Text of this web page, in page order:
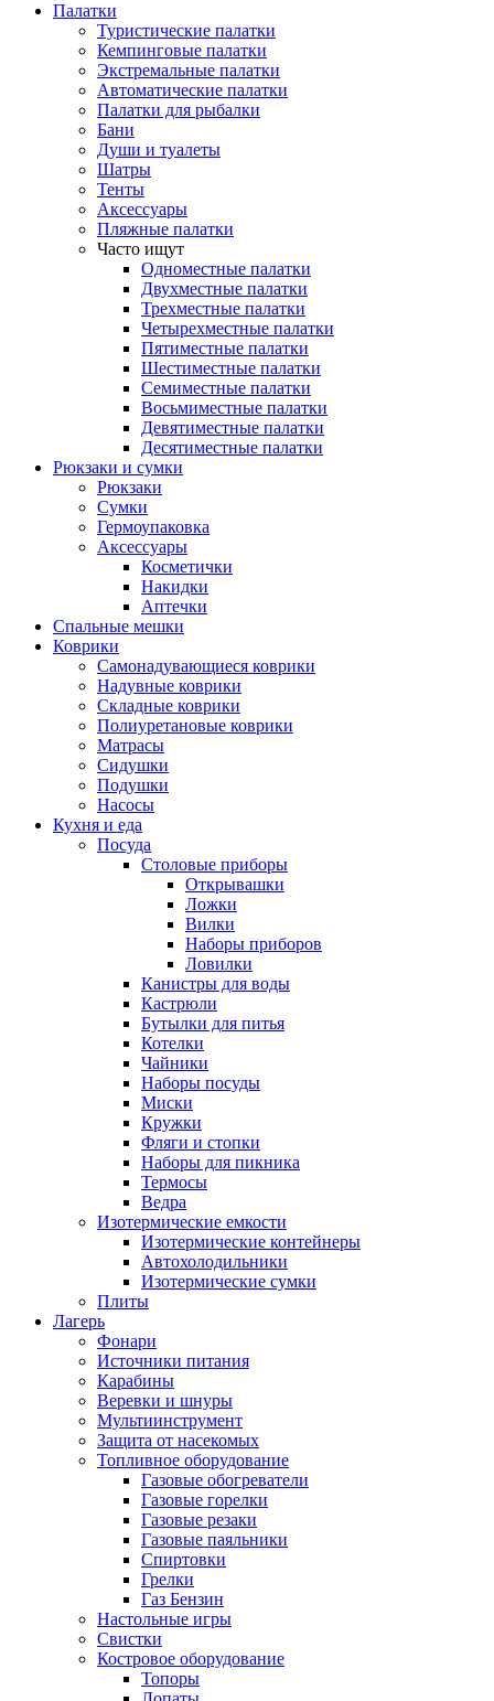
Палатки
Туристические палатки
Кемпинговые палатки
Экстремальные палатки
Автоматические палатки
Палатки для рыбалки
Бани
Души и туалеты
Шатры
Тенты
Аксессуары
Пляжные палатки
Часто ищут
Одноместные палатки
Двухместные палатки
Трехместные палатки
Четырехместные палатки
Пятиместные палатки
Шестиместные палатки
Семиместные палатки
Восьмиместные палатки
Девятиместные палатки
Десятиместные палатки
Рюкзаки и сумки
Рюкзаки
Сумки
Гермоупаковка
Аксессуары
Косметички
Накидки
Аптечки
Спальные мешки
Коврики
Самонадувающиеся коврики
Надувные коврики
Складные коврики
Полиуретановые коврики
Матрасы
Сидушки
Подушки
Насосы
Кухня и еда
Посуда
Столовые приборы
Открывашки
Ложки
Вилки
Наборы приборов
Ловилки
Канистры для воды
Кастрюли
Бутылки для питья
Котелки
Чайники
Наборы посуды
Миски
Кружки
Фляги и стопки
Наборы для пикника
Термосы
Ведра
Изотермические емкости
Изотермические контейнеры
Автохолодильники
Изотермические сумки
Плиты
Лагерь
Фонари
Источники питания
Карабины
Веревки и шнуры
Мультиинструмент
Защита от насекомых
Топливное оборудование
Газовые обогреватели
Газовые горелки
Газовые резаки
Газовые паяльники
Спиртовки
Грелки
Газ Бензин
Настольные игры
Свистки
Костровое оборудование
Топоры